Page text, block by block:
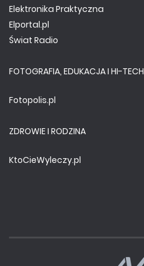
Elektronika Praktyczna
Elportal.pl
Świat Radio
FOTOGRAFIA, EDUKACJA I HI-TECH
Fotopolis.pl
ZDROWIE I RODZINA
KtoCieWyleczy.pl